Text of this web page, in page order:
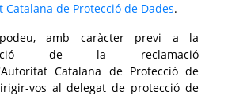
Catalana de Protecció de Dades.
amb caràcter previ a la
de la reclamació
Catalana de Protecció de
vos al delegat de protecció de